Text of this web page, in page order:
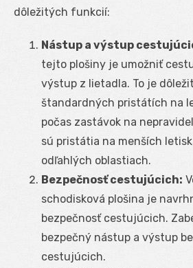
dôležitých funkcií:
Nástup a výstup
tejto plošiny je umožniť
výstup z lietadla. To je
štandardných pristátích na
počas zastávok na
sú pristátia na menších
odľahlých oblastiach.
Bezpečnosť cestujúcich:
schodisková plošina je
bezpečnosť cestujúcich.
bezpečný nástup a výstup
cestujúcich.